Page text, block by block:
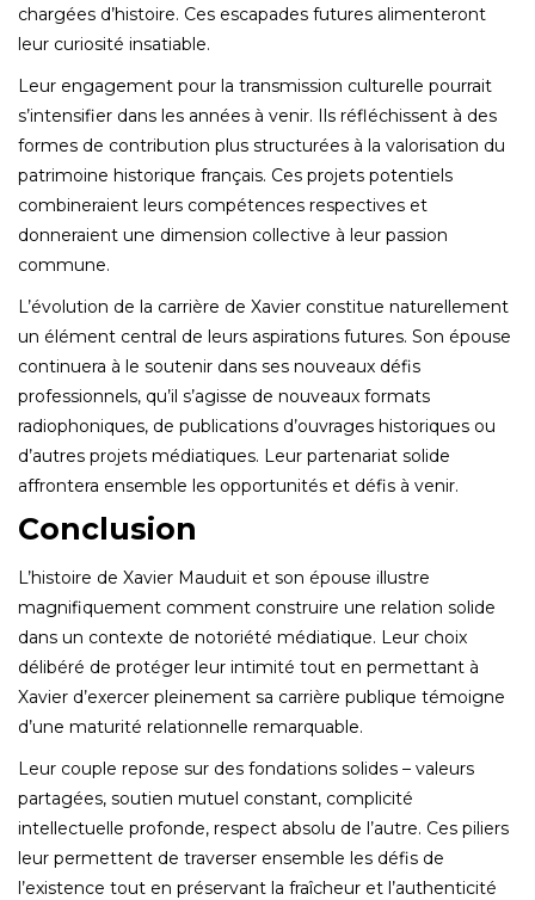
chargées d’histoire. Ces escapades futures alimenteront
leur curiosité insatiable.
Leur engagement pour la transmission culturelle pourrait
s’intensifier dans les années à venir. Ils réfléchissent à des
formes de contribution plus structurées à la valorisation du
patrimoine historique français. Ces projets potentiels
combineraient leurs compétences respectives et
donneraient une dimension collective à leur passion
commune.
L’évolution de la carrière de Xavier constitue naturellement
un élément central de leurs aspirations futures. Son épouse
continuera à le soutenir dans ses nouveaux défis
professionnels, qu’il s’agisse de nouveaux formats
radiophoniques, de publications d’ouvrages historiques ou
d’autres projets médiatiques. Leur partenariat solide
affrontera ensemble les opportunités et défis à venir.
Conclusion
L’histoire de Xavier Mauduit et son épouse illustre
magnifiquement comment construire une relation solide
dans un contexte de notoriété médiatique. Leur choix
délibéré de protéger leur intimité tout en permettant à
Xavier d’exercer pleinement sa carrière publique témoigne
d’une maturité relationnelle remarquable.
Leur couple repose sur des fondations solides – valeurs
partagées, soutien mutuel constant, complicité
intellectuelle profonde, respect absolu de l’autre. Ces piliers
leur permettent de traverser ensemble les défis de
l’existence tout en préservant la fraîcheur et l’authenticité